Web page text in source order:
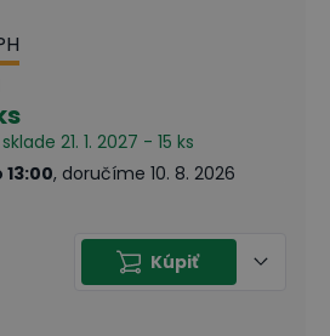
21. 1. 2027 - 15 ks
, doručíme 10. 8. 2026
Kúpiť